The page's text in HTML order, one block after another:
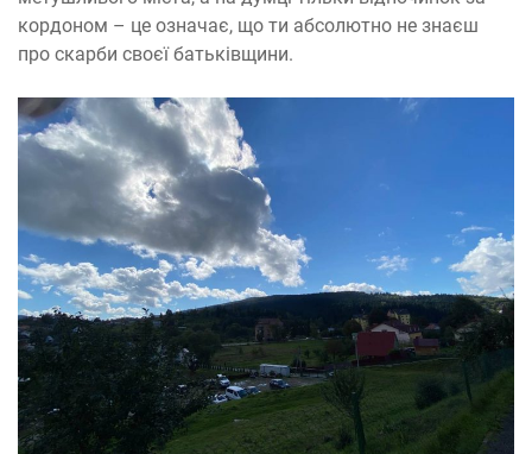
кордоном – це означає, що ти абсолютно не знаєш
про скарби своєї батьківщини.